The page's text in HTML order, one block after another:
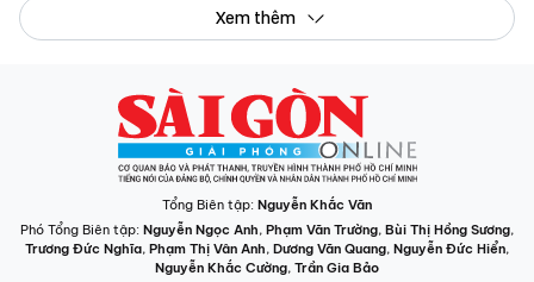
Xem thêm
Tổng Biên tập: Nguyễn Khắc Văn
Phó Tổng Biên tập: Nguyễn Ngọc Anh, Phạm Văn Trường, Bùi Thị Hồng Sương,
Trương Đức Nghĩa, Phạm Thị Vân Anh, Dương Văn Quang, Nguyễn Đức Hiển,
Nguyễn Khắc Cường, Trần Gia Bảo